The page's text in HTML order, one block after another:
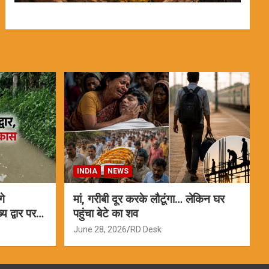
पर
INDIA NEWS
मां, गरीबी दूर करके लौटूंगा… लेकिन घर
पहुंचा बेटे का शव
June 28, 2026 RD Desk